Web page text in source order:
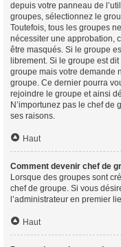
depuis votre panneau de
groupes, sélectionnez le
Toutefois, tous les groupes
nécessiter une approbation,
être masqués. Si le groupe
librement. Si le groupe est
groupe mais votre demande
groupe. Ce dernier pourra
rejoindre le groupe et ainsi
N’importunez pas le chef de
ses raisons.
Haut
Comment devenir chef de
Lorsque des groupes sont
chef de groupe. Si vous
l’administrateur en premier
Haut